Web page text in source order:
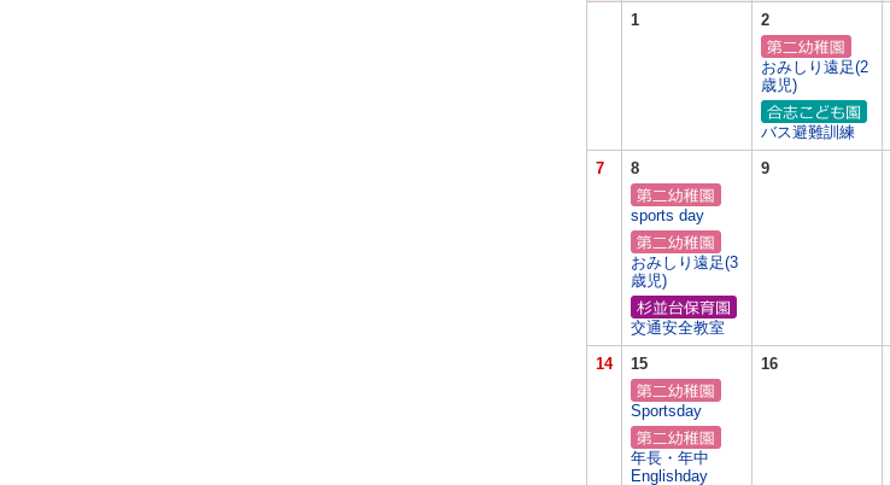
1 2
おみしり遠足(2
歳児)
バス避難訓練
7 8
sports day
おみしり遠足(3
歳児)
交通安全教室
9
14 15
Sportsday
年長・年中
Englishday
16